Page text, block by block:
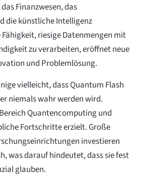
Finanzwesen, das
die künstliche Intelligenz
riesige Datenmengen mit
zu verarbeiten, eröffnet neue
und Problemlösung.
vielleicht, dass Quantum Flash
niemals wahr werden wird.
Quantencomputing und
Fortschritte erzielt. Große
investieren
was darauf hindeutet, dass sie fest
glauben.